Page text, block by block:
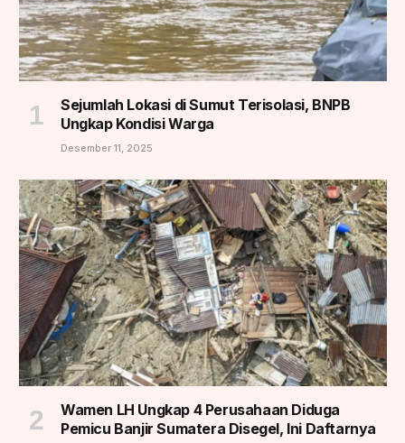
Sejumlah Lokasi di Sumut Terisolasi, BNPB
Ungkap Kondisi Warga
Desember 11, 2025
Wamen LH Ungkap 4 Perusahaan Diduga
Pemicu Banjir Sumatera Disegel, Ini Daftarnya